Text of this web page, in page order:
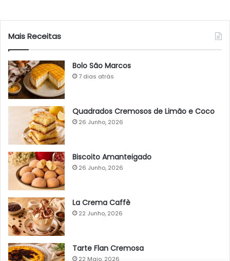
Mais Receitas
Bolo São Marcos
7 dias atrás
Quadrados Cremosos de Limão e Coco
26 Junho, 2026
Biscoito Amanteigado
26 Junho, 2026
La Crema Caffè
22 Junho, 2026
Tarte Flan Cremosa
22 Maio, 2026